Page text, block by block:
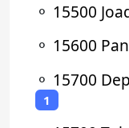
⚬ 15500
⚬ 15600
⚬ 15700
1